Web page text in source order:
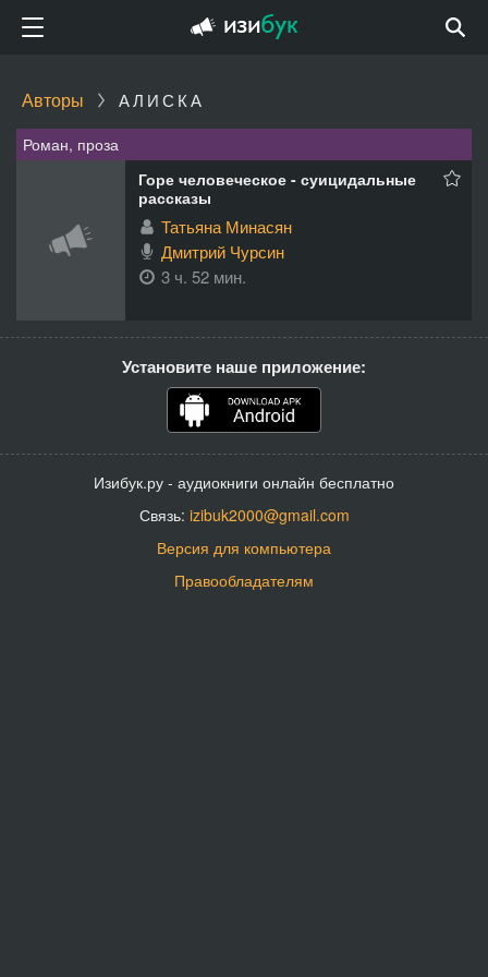
Авторы АЛИСКА
Роман, проза
Горе человеческое - суицидальные
рассказы
Татьяна Минасян
Дмитрий Чурсин
3 ч. 52 мин.
Установите наше приложение:
Изибук.ру - аудиокниги онлайн бесплатно
Связь: izibuk2000@gmail.com
Версия для компьютера
Правообладателям